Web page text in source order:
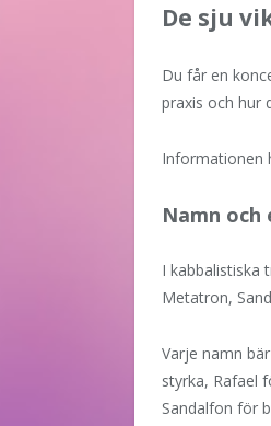
De sju
Du får en
praxis och hur
Informationen
Namn och
I kabbalistiska
Metatron,
Varje namn
styrka, Rafael
Sandalfon för